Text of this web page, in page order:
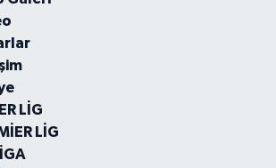
LİG
LİG